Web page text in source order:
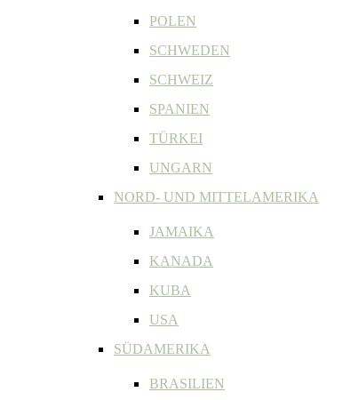
POLEN
SCHWEDEN
SCHWEIZ
SPANIEN
TÜRKEI
UNGARN
NORD- UND MITTELAMERIKA
JAMAIKA
KANADA
KUBA
USA
SÜDAMERIKA
BRASILIEN